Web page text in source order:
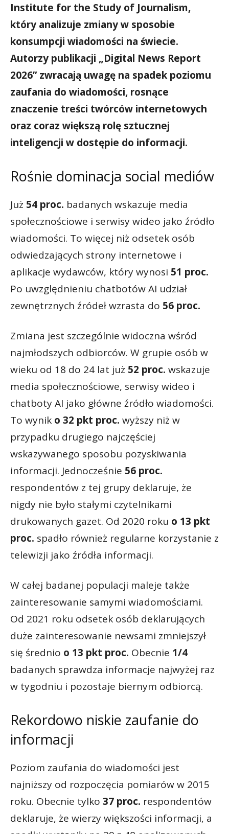
Institute for the Study of Journalism,
który analizuje zmiany w sposobie
konsumpcji wiadomości na świecie.
Autorzy publikacji „Digital News Report
2026” zwracają uwagę na spadek poziomu
zaufania do wiadomości, rosnące
znaczenie treści twórców internetowych
oraz coraz większą rolę sztucznej
inteligencji w dostępie do informacji.
Rośnie dominacja social mediów
Już 54 proc. badanych wskazuje media
społecznościowe i serwisy wideo jako źródło
wiadomości. To więcej niż odsetek osób
odwiedzających strony internetowe i
aplikacje wydawców, który wynosi 51 proc.
Po uwzględnieniu chatbotów AI udział
zewnętrznych źródeł wzrasta do 56 proc.
Zmiana jest szczególnie widoczna wśród
najmłodszych odbiorców. W grupie osób w
wieku od 18 do 24 lat już 52 proc. wskazuje
media społecznościowe, serwisy wideo i
chatboty AI jako główne źródło wiadomości.
To wynik o 32 pkt proc. wyższy niż w
przypadku drugiego najczęściej
wskazywanego sposobu pozyskiwania
informacji. Jednocześnie 56 proc.
respondentów z tej grupy deklaruje, że
nigdy nie było stałymi czytelnikami
drukowanych gazet. Od 2020 roku o 13 pkt
proc. spadło również regularne korzystanie z
telewizji jako źródła informacji.
W całej badanej populacji maleje także
zainteresowanie samymi wiadomościami.
Od 2021 roku odsetek osób deklarujących
duże zainteresowanie newsami zmniejszył
się średnio o 13 pkt proc. Obecnie 1/4
badanych sprawdza informacje najwyżej raz
w tygodniu i pozostaje biernym odbiorcą.
Rekordowo niskie zaufanie do
informacji
Poziom zaufania do wiadomości jest
najniższy od rozpoczęcia pomiarów w 2015
roku. Obecnie tylko 37 proc. respondentów
deklaruje, że wierzy większości informacji, a